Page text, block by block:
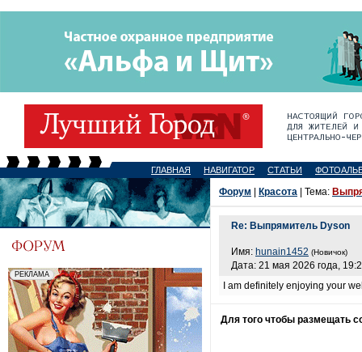
ГЛАВНАЯ НАВИГАТОР СТАТЬИ
Форум Красота | Тема:
Re: Выпрямитель Dyson
Имя: hunain1452 (Новичок)
Дата: 21 мая 2026 года,
I am definitely enjoying your
Для того чтобы размещать